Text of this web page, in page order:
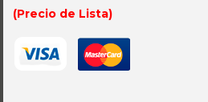
(Precio de Lista)